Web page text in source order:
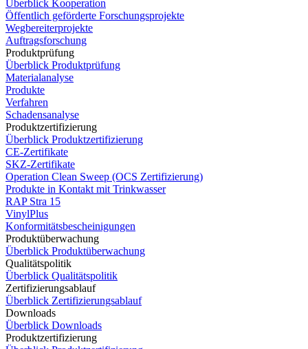
Überblick Kooperation
Öffentlich geförderte Forschungsprojekte
Wegbereiterprojekte
Auftragsforschung
Produktprüfung
Überblick Produktprüfung
Materialanalyse
Produkte
Verfahren
Schadensanalyse
Produktzertifizierung
Überblick Produktzertifizierung
CE-Zertifikate
SKZ-Zertifikate
Operation Clean Sweep (OCS Zertifizierung)
Produkte in Kontakt mit Trinkwasser
RAP Stra 15
VinylPlus
Konformitätsbescheinigungen
Produktüberwachung
Überblick Produktüberwachung
Qualitätspolitik
Überblick Qualitätspolitik
Zertifizierungsablauf
Überblick Zertifizierungsablauf
Downloads
Überblick Downloads
Produktzertifizierung